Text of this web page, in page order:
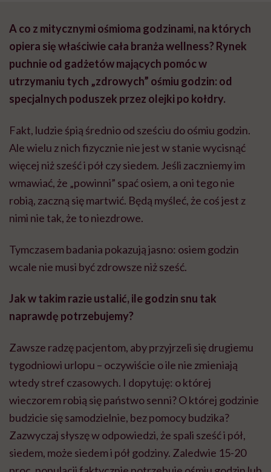
A co z mitycznymi ośmioma godzinami, na których
opiera się właściwie cała branża wellness? Rynek
puchnie od gadżetów mających pomóc w
utrzymaniu tych „zdrowych” ośmiu godzin: od
specjalnych poduszek przez olejki po kołdry.
Fakt, ludzie śpią średnio od sześciu do ośmiu godzin.
Ale wielu z nich fizycznie nie jest w stanie wycisnąć
więcej niż sześć i pół czy siedem. Jeśli zaczniemy im
wmawiać, że „powinni” spać osiem, a oni tego nie
robią, zaczną się martwić. Będą myśleć, że coś jest z
nimi nie tak, że to niezdrowe.
Tymczasem badania pokazują jasno: osiem godzin
wcale nie musi być zdrowsze niż sześć.
Jak w takim razie ustalić, ile godzin snu tak
naprawdę potrzebujemy?
Zawsze radzę pacjentom, aby przyjrzeli się drugiemu
tygodniowi urlopu – oczywiście o ile nie zmieniają
wtedy stref czasowych. I dopytuję: o której
wieczorem robią się państwo senni? O której godzinie
budzicie się samodzielnie, bez pomocy budzika?
Zazwyczaj słyszę w odpowiedzi, że spali sześć i pół,
siedem, może siedem i pół godziny. Zaledwie 15-20